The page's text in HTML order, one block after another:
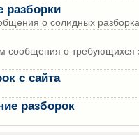
разборки
о солидных
сообщения о требующихся
с сайта
разборок